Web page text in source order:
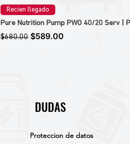
Recien llegado
Pure Nutrition Pump PWO 40/20 Serv |
Precio
$680.00 Precio de oferta
$589.00
DUDAS
Proteccion de datos